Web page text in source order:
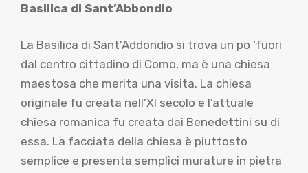
Basilica di Sant’Abbondio
La Basilica di Sant’Addondio si trova un po ‘fuori
dal centro cittadino di Como, ma è una chiesa
maestosa che merita una visita. La chiesa
originale fu creata nell’XI secolo e l’attuale
chiesa romanica fu creata dai Benedettini su di
essa. La facciata della chiesa è piuttosto
semplice e presenta semplici murature in pietra